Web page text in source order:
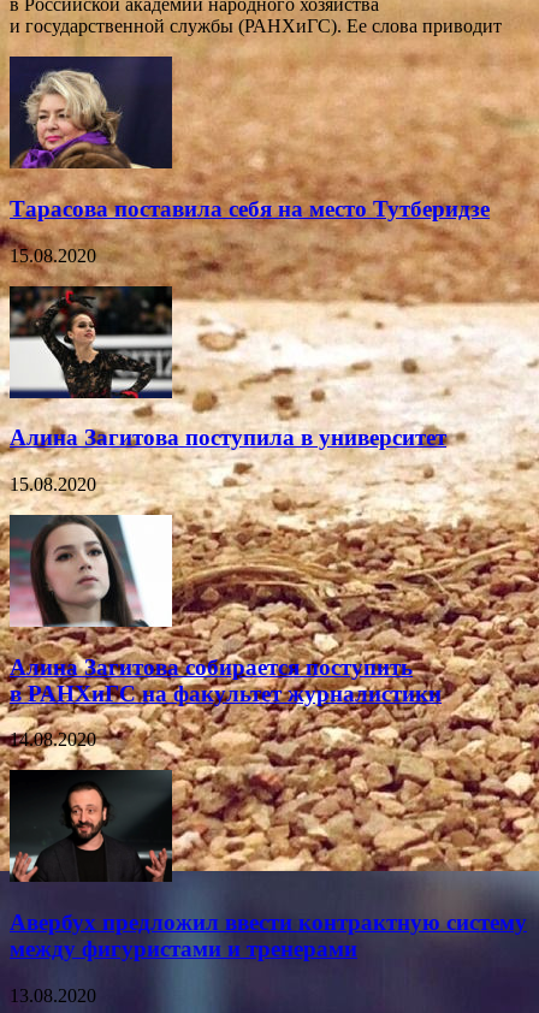
в Российской академии народного хозяйства
и государственной службы (РАНХиГС). Ее слова приводит
Тарасова поставила себя на место Тутберидзе
15.08.2020
Алина Загитова поступила в университет
15.08.2020
Алина Загитова собирается поступить
в РАНХиГС на факультет журналистики
14.08.2020
Авербух предложил ввести контрактную систему
между фигуристами и тренерами
13.08.2020